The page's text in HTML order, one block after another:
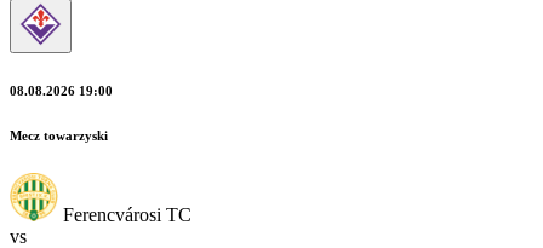
08.08.2026 19:00
Mecz towarzyski
Ferencvárosi TC
vs